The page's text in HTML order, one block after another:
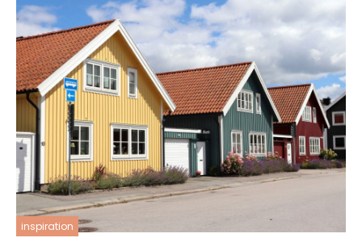
inspiration